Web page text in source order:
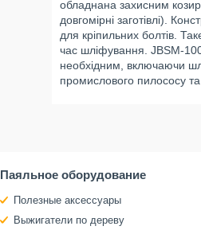
обладнана захисним
довгомірні заготівлі).
для кріпильних болтів.
час шліфування. JBSM-
необхідним, включаючи
промислового пилососу
Паяльное оборудование
Полезные аксессуары
Выжигатели по дереву